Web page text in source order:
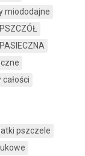
miododajne
pszczele